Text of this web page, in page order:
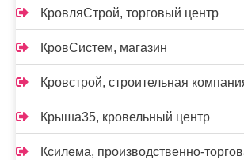
КровляСтрой, торговый центр
КровСистем, магазин
Кровстрой, строительная
Крыша35, кровельный центр
Ксилема, производственно-